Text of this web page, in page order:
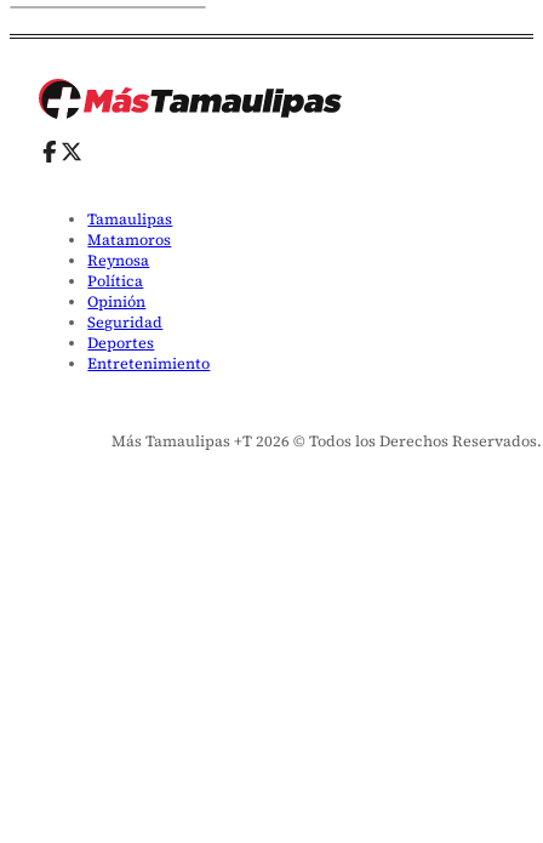
Tamaulipas
Matamoros
Reynosa
Política
Opinión
Seguridad
Deportes
Entretenimiento
Más Tamaulipas +T 2026 © Todos los Derechos